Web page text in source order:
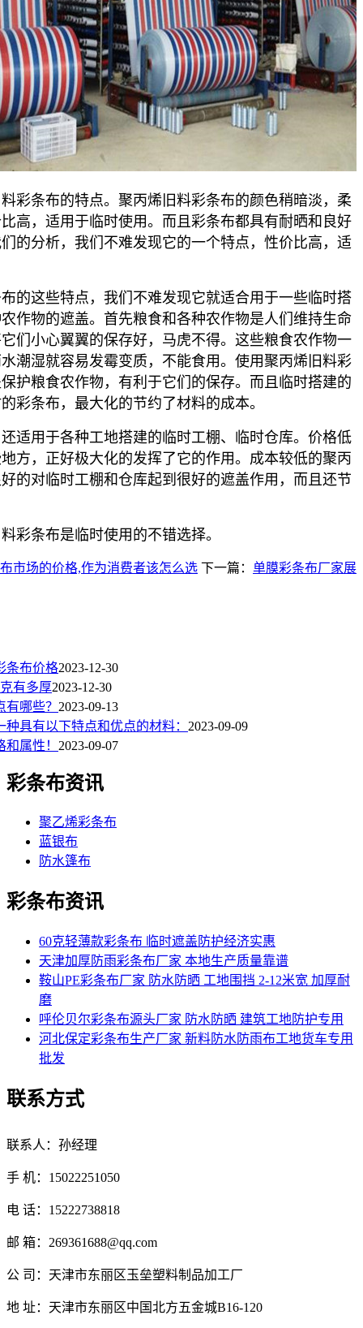
彩条布的特点。聚丙烯旧料彩条布的颜色稍暗淡，柔
高，适用于临时使用。而且彩条布都具有耐晒和良好
的分析，我们不难发现它的一个特点，性价比高，适
的这些特点，我们不难发现它就适合用于一些临时搭
作物的遮盖。首先粮食和各种农作物是人们维持生命
们小心翼翼的保存好，马虎不得。这些粮食农作物一
潮湿就容易发霉变质，不能食用。使用聚丙烯旧料彩
护粮食农作物，有利于它们的保存。而且临时搭建的
彩条布，最大化的节约了材料的成本。
适用于各种工地搭建的临时工棚、临时仓库。价格低
方，正好极大化的发挥了它的作用。成本较低的聚丙
的对临时工棚和仓库起到很好的遮盖作用，而且还节
彩条布是临时使用的不错选择。
市场的价格,作为消费者该怎么选 下一篇： 单膜彩条布厂家展
条布价格2023-12-30
有多厚2023-12-30
哪些？ 2023-09-13
具有以下特点和优点的材料： 2023-09-09
属性！ 2023-09-07
彩条布资讯
聚乙烯彩条布
蓝银布
防水篷布
彩条布资讯
60克轻薄款彩条布 临时遮盖防护经济实惠
天津加厚防雨彩条布厂家 本地生产质量靠谱
鞍山PE彩条布厂家 防水防晒 工地围挡 2-12米宽 加厚耐
磨
呼伦贝尔彩条布源头厂家 防水防晒 建筑工地防护专用
河北保定彩条布生产厂家 新料防水防雨布工地货车专用
批发
联系方式
联系人：孙经理
手 机：15022251050
电 话：15222738818
邮 箱：269361688@qq.com
公 司：天津市东丽区玉垒塑料制品加工厂
地 址：天津市东丽区中国北方五金城B16-120